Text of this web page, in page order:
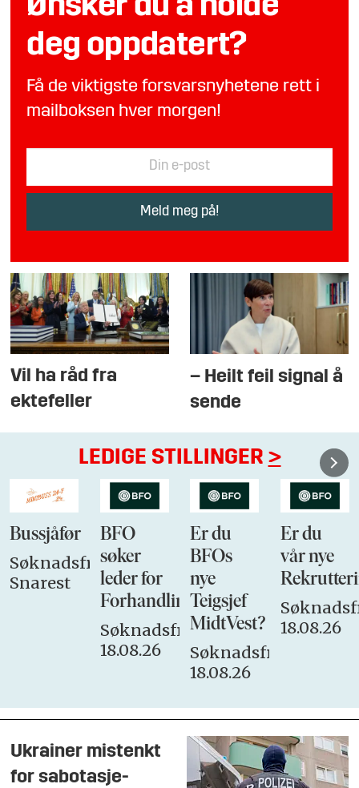
Ønsker du å holde
deg oppdatert?
Få de viktigste forsvarsnyhetene rett i
mailboksen hver morgen!
Vil ha råd fra
ektefeller
– Heilt feil signal å
sende
LEDIGE STILLINGER >
Bussjåfør
Søknadsfrist:
Snarest
BFO
søker
leder for
Forhandlingsutvalget
Søknadsfrist:
18.08.26
Er du
BFOs
nye
Teigsjef
MidtVest?
Søknadsfrist:
18.08.26
Er du
vår nye
18.08.26
Ukrainer mistenkt
for sabotasje-